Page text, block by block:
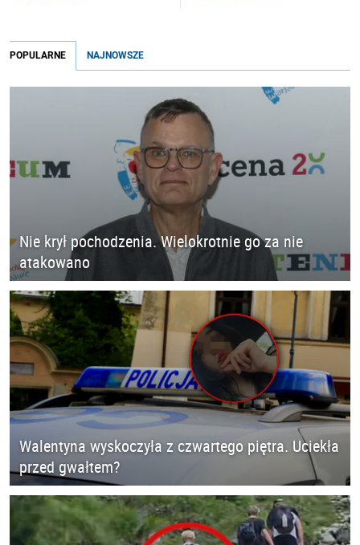
POPULARNE NAJNOWSZE
Nie krył pochodzenia. Wielokrotnie go za nie
atakowano
Walentyna wyskoczyła z czwartego piętra. Uciekła
przed gwałtem?